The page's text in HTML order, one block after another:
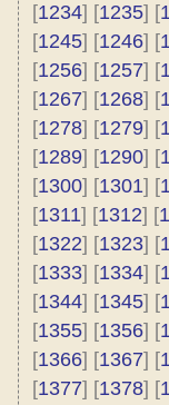
[1234] [1235] [
[1245] [1246] [
[1256] [1257] [
[1267] [1268] [
[1278] [1279] [
[1289] [1290] [
[1300] [1301] [
[1311] [1312] [
[1322] [1323] [
[1333] [1334] [
[1344] [1345] [
[1355] [1356] [
[1366] [1367] [
[1377] [1378] [